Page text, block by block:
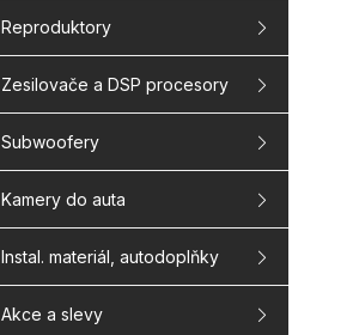
Reproduktory
Zesilovače a DSP procesory
Subwoofery
Kamery do auta
Instal. materiál, autodoplňky
Akce a slevy